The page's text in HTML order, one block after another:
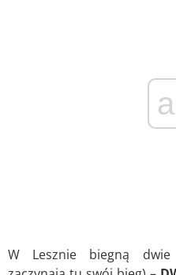
W Lesznie biegną